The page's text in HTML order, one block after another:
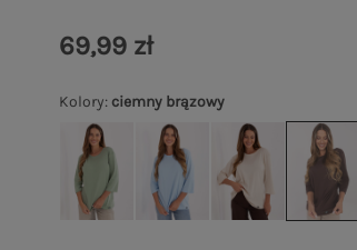
Kolory: ciemny brązowy
69,99 zł